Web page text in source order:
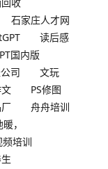
收
石家庄人才网
读后感
国内版
司
文玩
PS修图
舟舟培训
，
频培训